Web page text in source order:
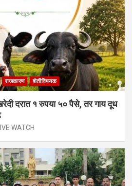
राजकारण शेतीविषयक
दरात १ रुपया ५० पैसे, तर गाय दूध
WATCH